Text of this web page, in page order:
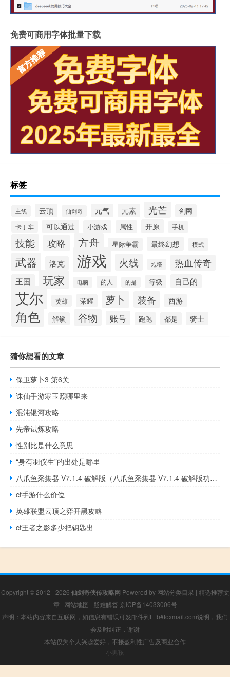
免费可商用字体批量下载
标签
主线 云顶 仙剑奇 元气 元素 光芒 剑网
卡丁车 可以通过 小游戏 属性 开原 手机
技能 攻略 方舟 星际争霸 最终幻想 模式
武器 洛克 游戏 火线 炮塔 热血传奇
王国 玩家 电脑 的人 的是 等级 自己的
艾尔 英雄 荣耀 萝卜 装备 西游
角色 解锁 谷物 账号 跑跑 都是 骑士
猜你想看的文章
保卫萝卜3 第6关
诛仙手游寒玉照哪里来
混沌银河攻略
先帝试炼攻略
性别比是什么意思
“身有羽仪生”的出处是哪里
八爪鱼采集器 V7.1.4 破解版（八爪鱼采集器 V7.1.4 破解版功能简介）
cf手游什么价位
英雄联盟云顶之弈开黑攻略
cf王者之影多少把钥匙出
Copyright © 2012 - 2026 仙剑奇侠传攻略网 Powered by 网站分类目录 | 精选推荐文
章 | 网站地图 | 疑难解答 京ICP备14033006号
声明：本站内容来自互联网，如信息有错误可发邮件到f_fb#foxmail.com说明，我们
会及时纠正，谢谢
本站仅为个人兴趣爱好，不接盈利性广告及商业合作
小男孩